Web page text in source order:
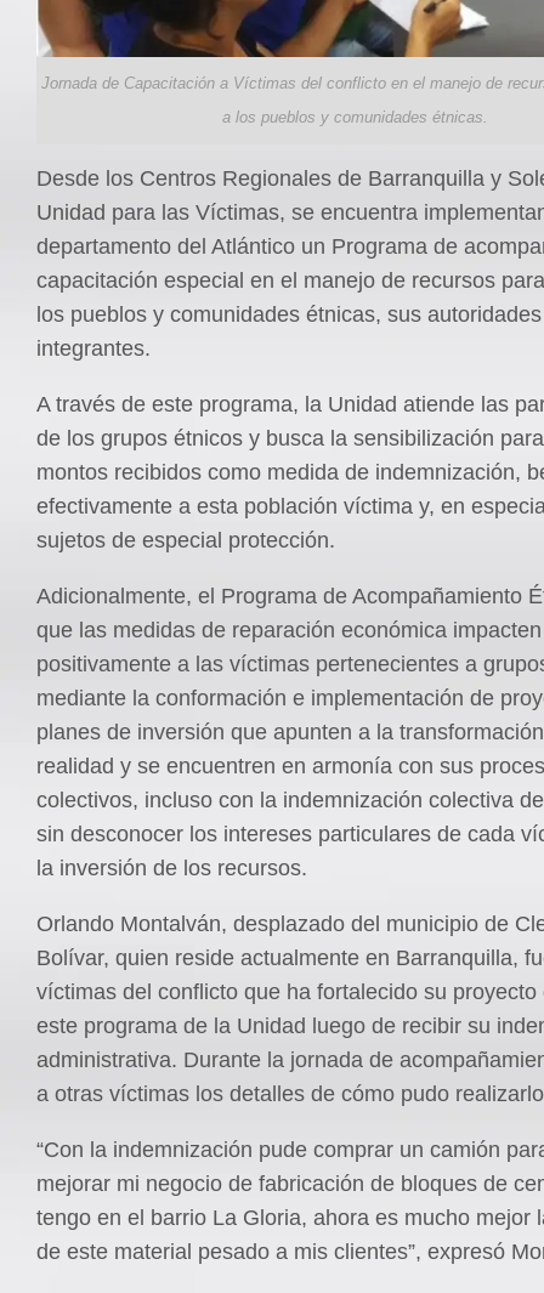
Jornada de Capacitación a Víctimas del conflicto en el manejo de
a los pueblos y comunidades étnicas.
Desde los Centros Regionales de Barranquilla y
Unidad para las Víctimas, se encuentra
departamento del Atlántico un Programa de
capacitación especial en el manejo de recursos
los pueblos y comunidades étnicas, sus
integrantes.
A través de este programa, la Unidad atiende las
de los grupos étnicos y busca la sensibilización
montos recibidos como medida de indemnización,
efectivamente a esta población víctima y, en
sujetos de especial protección.
Adicionalmente, el Programa de Acompañamiento
que las medidas de reparación económica impacten
positivamente a las víctimas pertenecientes a
mediante la conformación e implementación de
planes de inversión que apunten a la
realidad y se encuentren en armonía con sus
colectivos, incluso con la indemnización colectiva
sin desconocer los intereses particulares de cada
la inversión de los recursos.
Orlando Montalván, desplazado del municipio de
Bolívar, quien reside actualmente en Barranquilla,
víctimas del conflicto que ha fortalecido su proyecto
este programa de la Unidad luego de recibir su
administrativa. Durante la jornada de
a otras víctimas los detalles de cómo pudo
“Con la indemnización pude comprar un camión
mejorar mi negocio de fabricación de bloques de
tengo en el barrio La Gloria, ahora es mucho mejor
de este material pesado a mis clientes”, expresó